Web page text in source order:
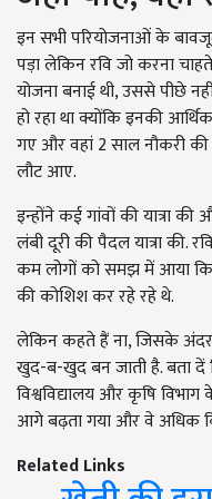
इन सभी परियोजनाओं के
पड़ा लेकिन रवि जो करना
योजना बनाई थी, उससे पीछे
हो रहा था क्योंकि इनकी
गए और वहां 2 साल नौकरी
लौट आए.
इन्होंने कई गांवों की यात्रा
लंबी दूरी की पैदल यात्रा की.
कम लोगों को समझ में आया
की कोशिश कर रहे रहे थे.
लेकिन कहते हैं ना, जिसके
खुद-ब-खुद बन जाती है. बता
विश्वविद्यालय और कृषि
आगे बढ़ता गया और वे अधिक
Related Links